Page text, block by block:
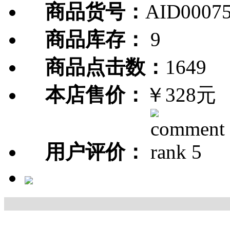
商品货号：
商品库存：
9
商品点击数： 1649
本店售价： ￥328元
用户评价：